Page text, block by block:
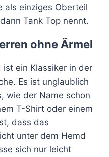
als einziges Oberteil
Tank Top nennt.
ohne Ärmel
ist ein Klassiker in der
Es ist unglaublich
wie der Name schon
T-Shirt oder einem
dass das
unter dem Hemd
sich nur leicht